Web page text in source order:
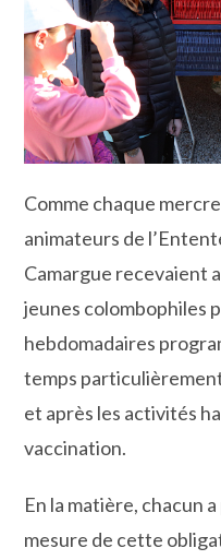
Comme chaque
animateurs de
Camargue recevaient
jeunes colombophiles
hebdomadaires
temps
et après les activités
vaccination.
En la matière, chacun
mesure de cette